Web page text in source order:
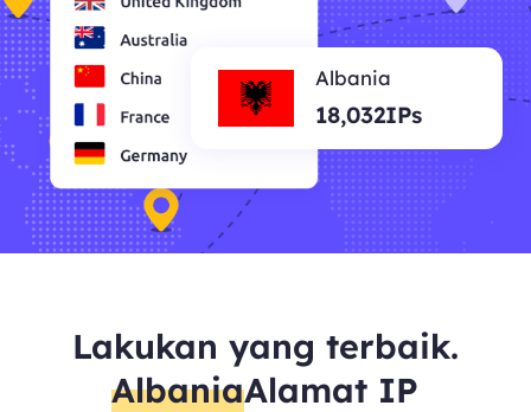
Albania
18,032IPs
Lakukan yang terbaik.
AlbaniaAlamat IP